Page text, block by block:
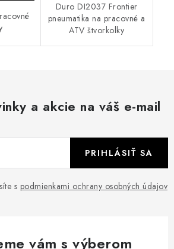
Duro DI2037 Frontier
pneumatika na pracovné a
ATV štvorkolky
a akcie na váš e-mail
s podmienkami ochrany osobných údajov
PRIHLÁSIŤ SA
vám s výberom